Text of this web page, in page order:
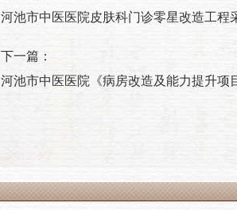
河池市中医医院皮肤科门诊零星改造工程
下一篇：
河池市中医医院《病房改造及能力提升项